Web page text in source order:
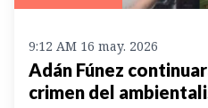
9:12 AM 16 may. 2026
Adán Fúnez
crimen del